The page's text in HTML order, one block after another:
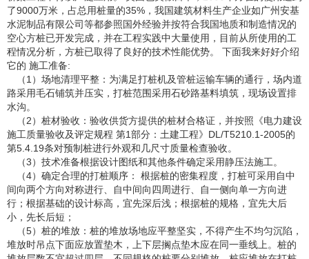
了9000万米，占总用桩量的35%，我国建筑材料生产企业如广州安基
水泥制品有限公司等都参照国外经验并按符合我国地质和制造情况的
空心方桩已开发完成，并在工程实践中大量使用，目前从所使用的工
程情况分析，方桩已取得了良好的技术性能优势。 下面我来好好介绍
它的 施工准备:
（1） 场地清理平整：为满足打桩机及管桩运输车辆的通行，场内道
路采用毛石铺筑并压实，打桩范围采用石砂路基料填筑，现场设置排
水沟。
（2） 桩材验收：验收供货方提供的桩材合格证，并按照《电力建设
施工质量验收及评定规程 第1部分：土建工程》DL/T5210.1-2005的
第5.4.19条对预制桩进行外观和几尺寸质量检查验收。
（3）技术准备根据设计图纸和其他条件确定采用静压法施工。
（4） 确定合理的打桩顺序：
根据桩的密集程度，打桩可采用自中
间向两个方向对称进行、自中间向四周进行、自一侧向单一方向进
行；根据基础的设计标高，宜先深后浅；根据桩的规格，宜先大后
小，先长后短；
（5）桩的堆放：桩的堆放场地应平整坚实，不得产生不均匀沉陷，
堆放时吊点下面应放置垫木，上下层搁点垫木应在同一垂线上。桩的